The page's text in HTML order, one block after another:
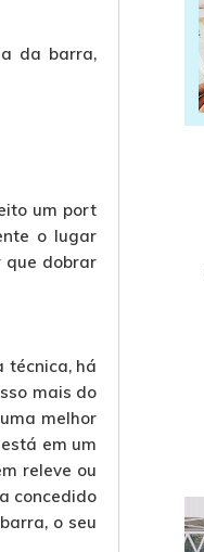
da barra,
um port
o lugar
que dobrar
técnica, há
mais do
melhor
em um
releve ou
concedido
o seu